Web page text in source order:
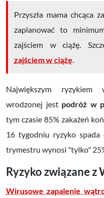
Przyszła mama chcąca
zaplanować to
zajściem w ciążę.
zajściem w ciążę
Największym ryzykiem
wrodzonej jest podróż w
tym czasie 85% zakażeń
16 tygodniu ryzyko
trymestru wynosi "tylko"
Ryzyko związane z
Wirusowe zapalenie